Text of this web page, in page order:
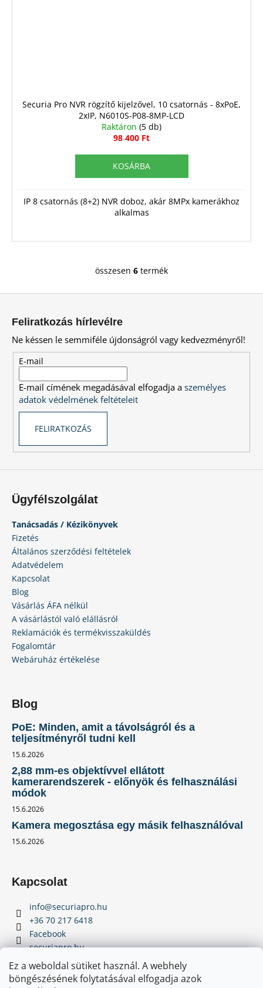
Ez a weboldal sütiket használ. A webhely
böngészésének folytatásával elfogadja azok
Securia Pro NVR rögzítő kijelzővel, 10 csatornás - 8xPoE,
2xIP, N6010S-P08-8MP-LCD
Raktáron (5 db)
98 400 Ft
KOSÁRBA
IP 8 csatornás (8+2) NVR doboz, akár 8MPx kamerákhoz
alkalmas
L
i
r
y
í
e
l
összesen 6 termék
Feliratkozás hírlevélre
Ne késsen le semmiféle újdonságról vagy kedvezményről!
E-mail
E-mail címének megadásával elfogadja aszemélyes
adatok védelmének feltételeit
FELIRATKOZÁS
Ügyfélszolgálat
Tanácsadás / Kézikönyvek
Fizetés
Általános szerződési feltételek
Adatvédelem
Kapcsolat
Blog
Vásárlás ÁFA nélkül
A vásárlástól való elállásról
Reklamációk és termékvisszaküldés
Fogalomtár
Webáruház értékelése
Blog
PoE: Minden, amit a távolságról és a
teljesítményről tudni kell
15.6.2026
2,88 mm-es objektívvel ellátott
kamerarendszerek - előnyök és felhasználási
módok
15.6.2026
Kamera megosztása egy másik felhasználóval
15.6.2026
Kapcsolat
info@securiapro.hu
+36 70 217 6418
Facebook
securiapro.hu
Youtube